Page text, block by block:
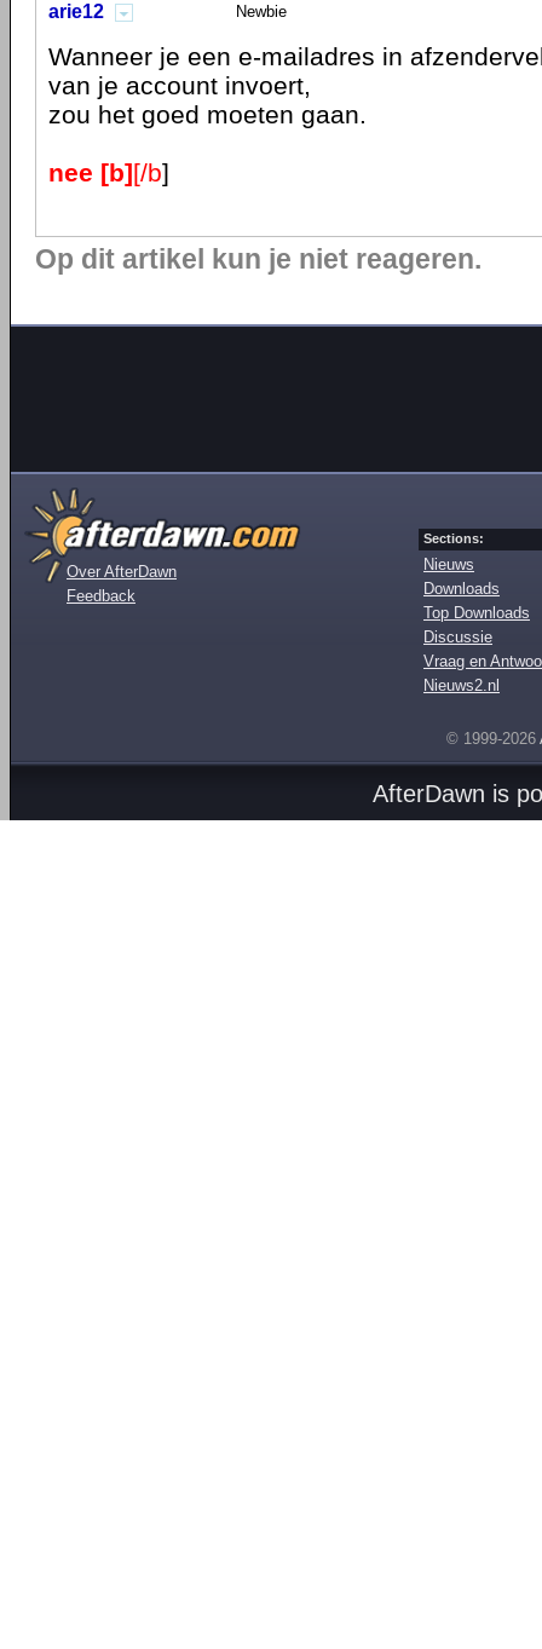
arie12 Newbie
Wanneer je een e-mailadres in
van je account invoert,
zou het goed moeten gaan.
nee [b][/b]
Op dit artikel kun je niet reageren.
Over AfterDawn
Feedback
Sections:
Nieuws
Downloads
Top Downloads
Discussie
Vraag en
Nieuws2.nl
© 1999-2026
AfterDawn is